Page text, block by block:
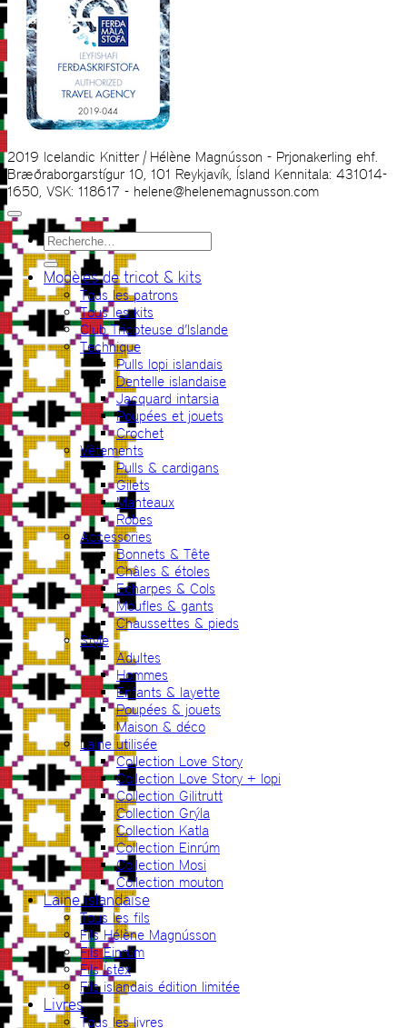
2019 Icelandic Knitter | Hélène Magnússon - Prjonakerling ehf.
Bræðraborgarstígur 10, 101 Reykjavík, Ísland Kennitala: 431014-
1650, VSK: 118617 - helene@helenemagnusson.com
Recherche
pour :
Modèles de tricot & kits
Tous les patrons
Tous les kits
Club Tricoteuse d’Islande
Technique
Pulls lopi islandais
Dentelle islandaise
Jacquard intarsia
Poupées et jouets
Crochet
Vêtements
Pulls & cardigans
Gilets
Manteaux
Robes
Accessories
Bonnets & Tête
Châles & étoles
Echarpes & Cols
Moufles & gants
Chaussettes & pieds
Style
Adultes
Hommes
Enfants & layette
Poupées & jouets
Maison & déco
Laine utilisée
Collection Love Story
Collection Love Story + lopi
Collection Gilitrutt
Collection Grýla
Collection Katla
Collection Einrúm
Collection Mosi
Collection mouton
Laine islandaise
Tous les fils
Fils Hélène Magnússon
Fils Einrúm
Fils Ístex
Fils islandais édition limitée
Livres
Tous les livres